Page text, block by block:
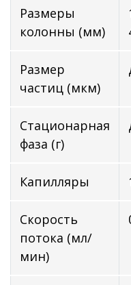
Размеры
колонны (мм)
Размер
частиц (мкм)
Стационарная
фаза (г)
Капилляры
Скорость
потока (мл/
мин)